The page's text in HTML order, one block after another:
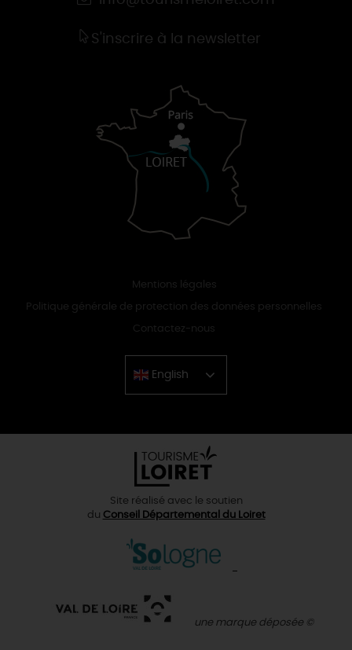
S'inscrire à la newsletter
Mentions légales
Politique générale de protection des données personnelles
Contactez-nous
English
Chinese
Site réalisé avec le soutien
du Conseil Départemental du Loiret
une marque déposée ©